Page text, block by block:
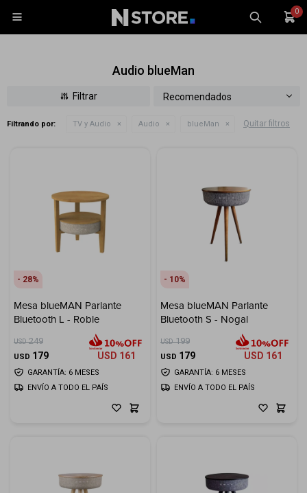
0

Audio blueMan
Recomendados
Filtrando por: TV y Audio Audio blueMan Quitar filtros
28
Mesa blueMAN Parlante
Bluetooth L - Roble
USD 249
USD 179 USD 161
GARANTÍA: 6 MESES
ENVÍO A TODO EL PAÍS
10
Mesa blueMAN Parlante
Bluetooth S - Nogal
USD 199
USD 179 USD 161
GARANTÍA: 6 MESES
ENVÍO A TODO EL PAÍS
TV y Audio